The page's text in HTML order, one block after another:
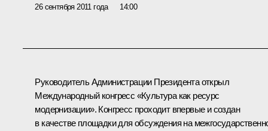
26 сентября 2011 года 14:00
Руководитель Администрации Президента открыл
Международный конгресс «Культура как ресурс
модернизации». Конгресс проходит впервые и создан
в качестве площадки для обсуждения на